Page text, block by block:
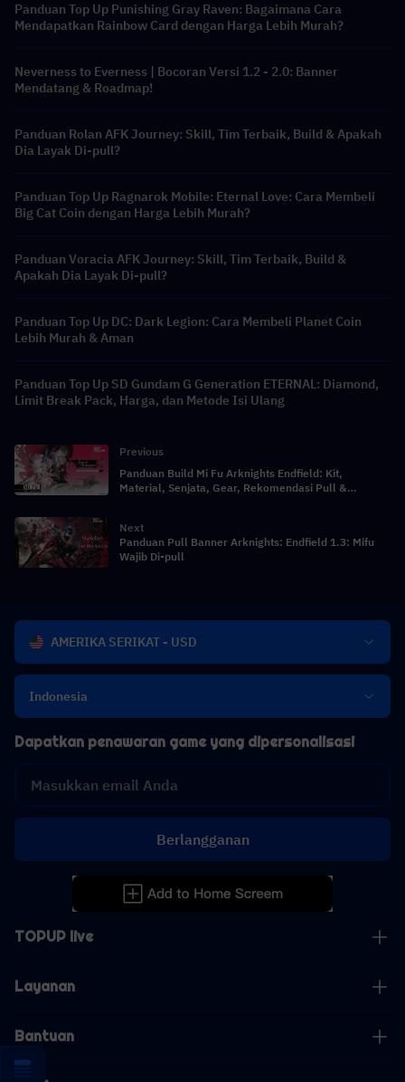
Panduan Top Up Punishing Gray Raven: Bagaimana Cara
Mendapatkan Rainbow Card dengan Harga Lebih Murah?
Neverness to Everness | Bocoran Versi 1.2 - 2.0: Banner
Mendatang & Roadmap!
Panduan Rolan AFK Journey: Skill, Tim Terbaik, Build & Apakah
Dia Layak Di-pull?
Panduan Top Up Ragnarok Mobile: Eternal Love: Cara Membeli
Big Cat Coin dengan Harga Lebih Murah?
Panduan Voracia AFK Journey: Skill, Tim Terbaik, Build &
Apakah Dia Layak Di-pull?
Panduan Top Up DC: Dark Legion: Cara Membeli Planet Coin
Lebih Murah & Aman
Panduan Top Up SD Gundam G Generation ETERNAL: Diamond,
Limit Break Pack, Harga, dan Metode Isi Ulang
Previous
Panduan Build Mi Fu Arknights Endfield: Kit,
Material, Senjata, Gear, Rekomendasi Pull &
Next
Panduan Pull Banner Arknights: Endfield 1.3: Mifu
Wajib Di-pull
AMERIKA SERIKAT - USD
Indonesia
TOPUP live
Layanan
Bantuan
Dapatkan penawaran game yang dipersonalisasi
Berlangganan